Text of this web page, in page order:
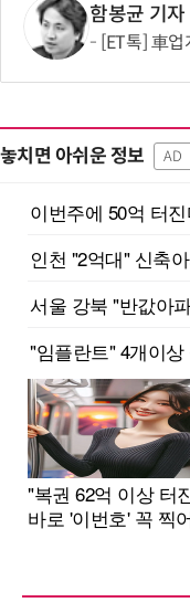
함봉균 기자
[ET톡] 車업
놓치면 아쉬운 정보 AD